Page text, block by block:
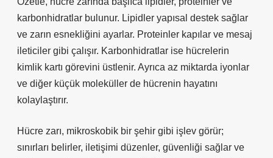
karbonhidratlar bulunur. Lipidler yapısal destek sağlar
ve zarın esnekliğini ayarlar. Proteinler kapılar ve mesaj
ileticiler gibi çalışır. Karbonhidratlar ise hücrelerin
kimlik kartı görevini üstlenir. Ayrıca az miktarda iyonlar
ve diğer küçük moleküller de hücrenin hayatını
kolaylaştırır.
Hücre zarı, mikroskobik bir şehir gibi işlev görür;
sınırları belirler, iletişimi düzenler, güvenliği sağlar ve